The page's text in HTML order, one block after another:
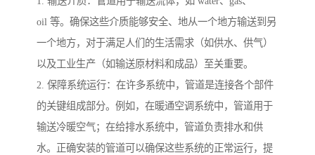
oil 等。确保这些介质能够安全、地从一个地方输送到另
一个地方，对于满足人们的生活需求（如供水、供气）
以及工业生产（如输送原材料和成品）至关重要。
2. 保障系统运行：在许多系统中，管道是连接各个部件
的关键组成部分。例如，在暖通空调系统中，管道用于
输送冷暖空气；在给排水系统中，管道负责排水和供
水。正确安装的管道可以确保这些系统的正常运行，提